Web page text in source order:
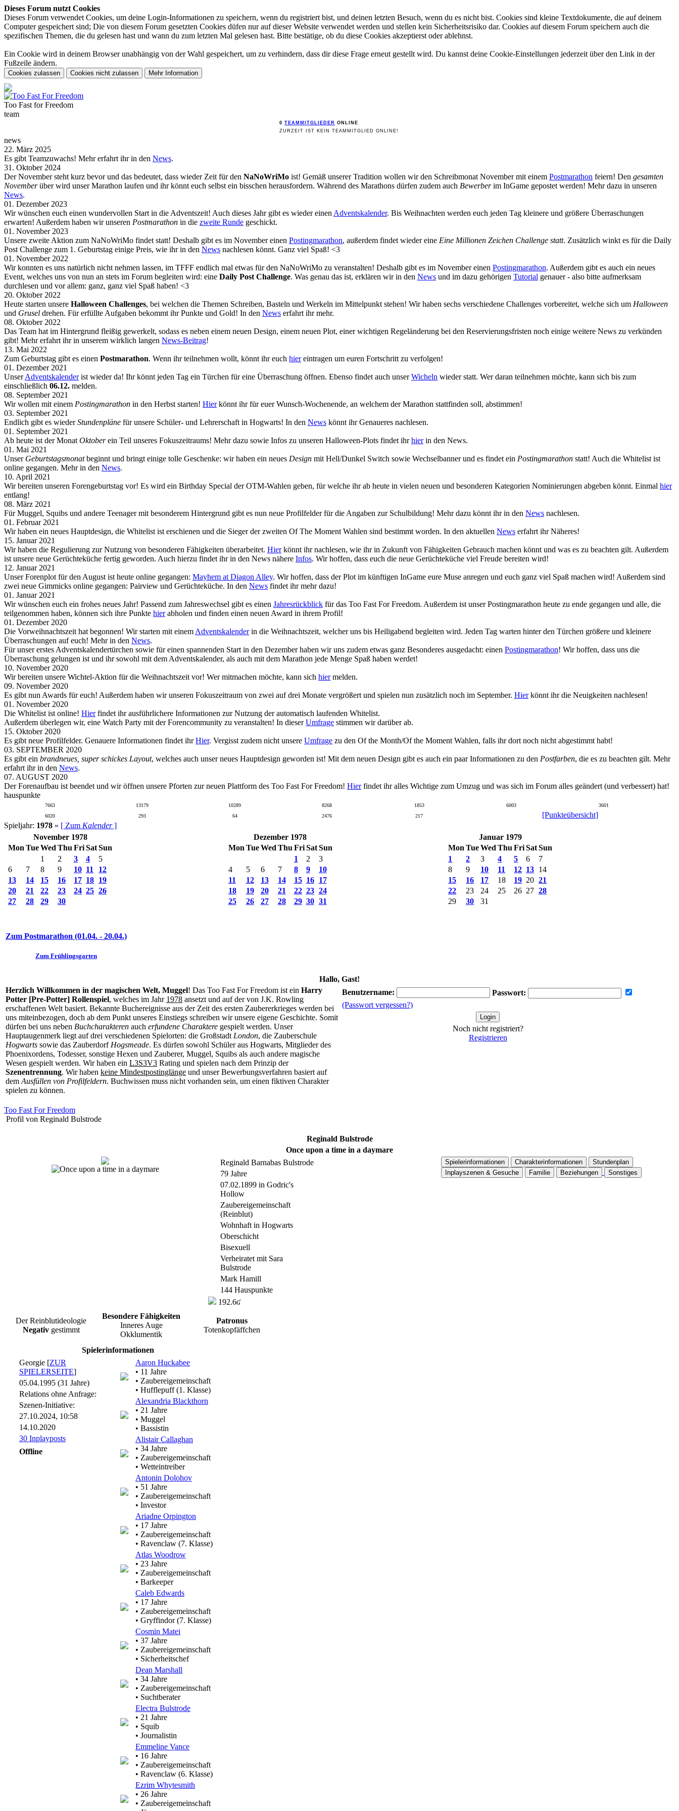
Dieses Forum nutzt Cookies
Dieses Forum verwendet Cookies, um deine Login-Informationen zu speichern, wenn du registriert bist, und deinen letzten Besuch, wenn du es nicht bist. Cookies sind kleine Textdokumente, die auf deinem
Computer gespeichert sind; Die von diesem Forum gesetzten Cookies düfen nur auf dieser Website verwendet werden und stellen kein Sicherheitsrisiko dar. Cookies auf diesem Forum speichern auch die
spezifischen Themen, die du gelesen hast und wann du zum letzten Mal gelesen hast. Bitte bestätige, ob du diese Cookies akzeptierst oder ablehnst.
Ein Cookie wird in deinem Browser unabhängig von der Wahl gespeichert, um zu verhindern, dass dir diese Frage erneut gestellt wird. Du kannst deine Cookie-Einstellungen jederzeit über den Link in der
Fußzeile ändern.
Too Fast forFreedom
team
0 TEAMMITGLIEDER ONLINE
ZURZEIT IST KEIN TEAMMITGLIED ONLINE!
news
22. März 2025
Es gibt Teamzuwachs! Mehr erfahrt ihr in den News.
31. Oktober 2024
Der November steht kurz bevor und das bedeutet, dass wieder Zeit für den NaNoWriMo ist! Gemäß unserer Tradition wollen wir den Schreibmonat November mit einem Postmarathon feiern! Den gesamten
Novemberüber wird unser Marathon laufen und ihr könnt euch selbst ein bisschen herausfordern. Während des Marathons dürfen zudem auch Bewerberim InGame gepostet werden! Mehr dazu in unseren
News.
01. Dezember 2023
Wir wünschen euch einen wundervollen Start in die Adventszeit! Auch dieses Jahr gibt es wieder einen Adventskalender. Bis Weihnachten werden euch jeden Tag kleinere und größere Überraschungen
erwarten! Außerdem haben wir unseren Postmarathon in die zweite Runde geschickt.
01. November 2023
Unsere zweite Aktion zum NaNoWriMo findet statt! Deshalb gibt es im November einen Postingmarathon, außerdem findet wieder eine Eine Millionen Zeichen Challenge statt. Zusätzlich winkt es für die Daily
Post Challenge zum 1. Geburtstag einige Preis, wie ihr in den News nachlesen könnt. Ganz viel Spaß! <3
01. November 2022
Wir konnten es uns natürlich nicht nehmen lassen, im TFFF endlich mal etwas für den NaNoWriMo zu veranstalten! Deshalb gibt es im November einen Postingmarathon. Außerdem gibt es auch ein neues
Event, welches uns von nun an stets im Forum begleiten wird: eine Daily Post Challenge. Was genau das ist, erklären wir in den News und im dazu gehörigen Tutorial genauer - also bitte aufmerksam
durchlesen und vor allem: ganz, ganz viel Spaß haben! <3
20. Oktober 2022
Heute starten unsere Halloween Challenges, bei welchen die Themen Schreiben, Basteln und Werkeln im Mittelpunkt stehen! Wir haben sechs verschiedene Challenges vorbereitet, welche sich um Halloween
und Grusel drehen. Für erfüllte Aufgaben bekommt ihr Punkte und Gold! In den News erfahrt ihr mehr.
08. Oktober 2022
Das Team hat im Hintergrund fleißig gewerkelt, sodass es neben einem neuen Design, einem neuen Plot, einer wichtigen Regeländerung bei den Reservierungsfristen noch einige weitere News zu verkünden
gibt! Mehr erfahrt ihr in unserem wirklich langen News-Beitrag!
13. Mai 2022
Zum Geburtstag gibt es einen Postmarathon. Wenn ihr teilnehmen wollt, könnt ihr euch hiereintragen um euren Fortschritt zu verfolgen!
01. Dezember 2021
UnserAdventskalenderist wieder da! Ihr könnt jeden Tag ein Türchen für eine Überraschung öffnen. Ebenso findet auch unserWicheln wieder statt. Wer daran teilnehmen möchte, kann sich bis zum
einschließlich 06.12. melden.
08. September 2021
Wir wollen mit einem Postingmarathon in den Herbst starten! Hierkönnt ihr für euer Wunsch-Wochenende, an welchem der Marathon stattfinden soll, abstimmen!
03. September 2021
Endlich gibt es wiederStundenpläne für unsere Schüler- und Lehrerschaft in Hogwarts! In den News könnt ihr Genaueres nachlesen.
01. September 2021
Ab heute ist der Monat Oktoberein Teil unseres Fokuszeitraums! Mehr dazu sowie Infos zu unseren Halloween-Plots findet ihrhierin den News.
01. Mai 2021
Unser Geburtstagsmonatbeginnt und bringt einige tolle Geschenke: wir haben ein neues Design mit Hell/Dunkel Switch sowie Wechselbanner und es findet ein Postingmarathon statt! Auch die Whitelist ist
online gegangen. Mehr in den News.
10. April 2021
Wir bereiten unseren Forengeburtstag vor! Es wird ein Birthday Special der OTM-Wahlen geben, für welche ihr ab heute in vielen neuen und besonderen Kategorien Nominierungen abgeben könnt. Einmal hier
entlang!
08. März 2021
Für Muggel, Squibs und andere Teenager mit besonderem Hintergrund gibt es nun neue Profilfelder für die Angaben zur Schulbildung! Mehr dazu könnt ihr in den News nachlesen.
01. Februar 2021
Wir haben ein neues Hauptdesign, die Whitelist ist erschienen und die Sieger der zweiten Of The Moment Wahlen sind bestimmt worden. In den aktuellen News erfahrt ihr Näheres!
15. Januar 2021
Wir haben die Regulierung zur Nutzung von besonderen Fähigkeiten überarbeitet. Hierkönnt ihr nachlesen, wie ihr in Zukunft von Fähigkeiten Gebrauch machen könnt und was es zu beachten gilt. Außerdem
ist unsere neue Gerüchteküche fertig geworden. Auch hierzu findet ihr in den News nähere Infos. Wir hoffen, dass euch die neue Gerüchteküche viel Freude bereiten wird!
12. Januar 2021
Unser Forenplot für den August ist heute online gegangen: Mayhem at Diagon Alley. Wir hoffen, dass der Plot im künftigen InGame eure Muse anregen und euch ganz viel Spaß machen wird! Außerdem sind
zwei neue Gimmicks online gegangen: Pairview und Gerüchteküche. In den News findet ihr mehr dazu!
01. Januar 2021
Wir wünschen euch ein frohes neues Jahr! Passend zum Jahreswechsel gibt es einen Jahresrückblick für das Too Fast For Freedom. Außerdem ist unser Postingmarathon heute zu ende gegangen und alle, die
teilgenommen haben, können sich ihre Punkte hierabholen und finden einen neuen Award in ihrem Profil!
01. Dezember 2020
Die Vorweihnachtszeit hat begonnen! Wir starten mit einem Adventskalenderin die Weihnachtszeit, welcher uns bis Heiligabend begleiten wird. Jeden Tag warten hinter den Türchen größere und kleinere
Überraschungen auf euch! Mehr in den News.
Für unser erstes Adventskalendertürchen sowie für einen spannenden Start in den Dezember haben wir uns zudem etwas ganz Besonderes ausgedacht: einen Postingmarathon! Wir hoffen, dass uns die
Überraschung gelungen ist und ihr sowohl mit dem Adventskalender, als auch mit dem Marathon jede Menge Spaß haben werdet!
10. November 2020
Wir bereiten unsere Wichtel-Aktion für die Weihnachtszeit vor! Wer mitmachen möchte, kann sich hiermelden.
09. November 2020
Es gibt nun Awards für euch! Außerdem haben wir unseren Fokuszeitraum von zwei auf drei Monate vergrößert und spielen nun zusätzlich noch im September. Hierkönnt ihr die Neuigkeiten nachlesen!
01. November 2020
Die Whitelist ist online! Hierfindet ihr ausführlichere Informationen zur Nutzung der automatisch laufenden Whitelist.
Außerdem überlegen wir, eine Watch Party mit der Forencommunity zu veranstalten! In dieserUmfrage stimmen wir darüber ab.
15. Oktober 2020
Es gibt neue Profilfelder. Genauere Informationen findet ihrHier. Vergisst zudem nicht unsere Umfrage zu den Of the Month/Of the Moment Wahlen, falls ihr dort noch nicht abgestimmt habt!
03. SEPTEMBER 2020
Es gibt ein brandneues, super schickes Layout, welches auch unser neues Hauptdesign geworden ist! Mit dem neuen Design gibt es auch ein paar Informationen zu den Postfarben, die es zu beachten gilt. Mehr
erfahrt ihr in den News.
07. AUGUST 2020
Der Forenaufbau ist beendet und wir öffnen unsere Pforten zur neuen Plattform des Too Fast For Freedom! Hierfindet ihr alles Wichtige zum Umzug und was sich im Forum alles geändert (und verbessert) hat!
hauspunkte
7663 13179 10289 8268 1853 6003
3601
6020
293 64 2476 217
[Punkteübersicht]
Spieljahr: 1978 » [ Zum Kalender]
November 1978
Mon TueWed Thu FriSatSun
1
2 3 4
5
6
7 8 9 10 11
12
13
14 15 16 17 18 19
20
21 22 23 24 25 26
27
28 29 30
Dezember 1978
Mon TueWed Thu FriSatSun
1
2
3
4
5 6 7 8 9
10
11
12 13 14 15 16
17
18
19 20 21 22 23 24
25
26 27 28 29 30 31
Januar 1979
Mon TueWed Thu FriSatSun
1
2 3 4 5 6
7
8
9 10 11 12 13 14
15
16 17 18 19 20 21
22
23 24 25 26 27 28
29
30 31
Zum Postmarathon (01.04. - 20.04.)
Zum Frühlingsgarten
Hallo, Gast!
Herzlich Willkommen in der magischen Welt, Muggel! Das Too Fast For Freedom ist ein Harry
Potter [Pre-Potter] Rollenspiel, welches im Jahr 1978 ansetzt und auf der von J.K. Rowling
erschaffenen Welt basiert. Bekannte Buchereignisse aus der Zeit des ersten Zaubererkrieges werden bei
uns miteinbezogen, doch ab dem Punkt unseres Einstiegs schreiben wir unsere eigene Geschichte. Somit
dürfen bei uns neben Buchcharakteren auch erfundene Charaktere gespielt werden. Unser
Hauptaugenmerk liegt auf drei verschiedenen Spielorten: die Großstadt London, die Zauberschule
Hogwarts sowie das Zauberdorf Hogsmeade. Es dürfen sowohl Schüler aus Hogwarts, Mitglieder des
Phoenixordens, Todesser, sonstige Hexen und Zauberer, Muggel, Squibs als auch andere magische
Wesen gespielt werden. Wir haben ein L3S3V3 Rating und spielen nach dem Prinzip der
Szenentrennung. Wir haben keine Mindestpostinglänge und unser Bewerbungsverfahren basiert auf
dem Ausfüllen von Profilfeldern. Buchwissen muss nicht vorhanden sein, um einen fiktiven Charakter
spielen zu können.
Benutzername:
Passwort:
(Passwort vergessen?)
Noch nicht registriert?
Registrieren
Too Fast For Freedom
Profil von Reginald Bulstrode
Reginald Bulstrode
Once upon a time in a daymare
Reginald Barnabas Bulstrode
79 Jahre
07.02.1899 in Godric's
Hollow
Zaubereigemeinschaft
(Reinblut)
Wohnhaft in Hogwarts
Oberschicht
Bisexuell
Verheiratet mit Sara
Bulstrode
Mark Hamill
144 Hauspunkte
192.6ʛ
Spielerinformationen Charakterinformationen
Stundenplan
Inplayszenen & Gesuche
Familie Beziehungen Sonstiges
Der Reinblutideologie
Negativgestimmt
Besondere Fähigkeiten
Inneres Auge
Okklumentik
Patronus
Totenkopfäffchen
Spielerinformationen
Georgie [ZUR
SPIELERSEITE]
05.04.1995 (31 Jahre)
Relations ohne Anfrage:
Szenen-Initiative:
27.10.2024, 10:58
14.10.2020
30 Inplayposts
Offline
Aaron Huckabee
• 11 Jahre
• Zaubereigemeinschaft
• Hufflepuff (1. Klasse)
Alexandria Blackthorn
• 21 Jahre
• Muggel
• Bassistin
Alistair Callaghan
• 34 Jahre
• Zaubereigemeinschaft
• Wetteintreiber
Antonin Dolohov
• 51 Jahre
• Zaubereigemeinschaft
• Investor
Ariadne Orpington
• 17 Jahre
• Zaubereigemeinschaft
• Ravenclaw (7. Klasse)
Atlas Woodrow
• 23 Jahre
• Zaubereigemeinschaft
• Barkeeper
Caleb Edwards
• 17 Jahre
• Zaubereigemeinschaft
• Gryffindor (7. Klasse)
Cosmin Matei
• 37 Jahre
• Zaubereigemeinschaft
• Sicherheitschef
Dean Marshall
• 34 Jahre
• Zaubereigemeinschaft
• Suchtberater
Electra Bulstrode
• 21 Jahre
• Squib
• Journalistin
Emmeline Vance
• 16 Jahre
• Zaubereigemeinschaft
• Ravenclaw (6. Klasse)
Ezrim Whytesmith
• 26 Jahre
• Zaubereigemeinschaft